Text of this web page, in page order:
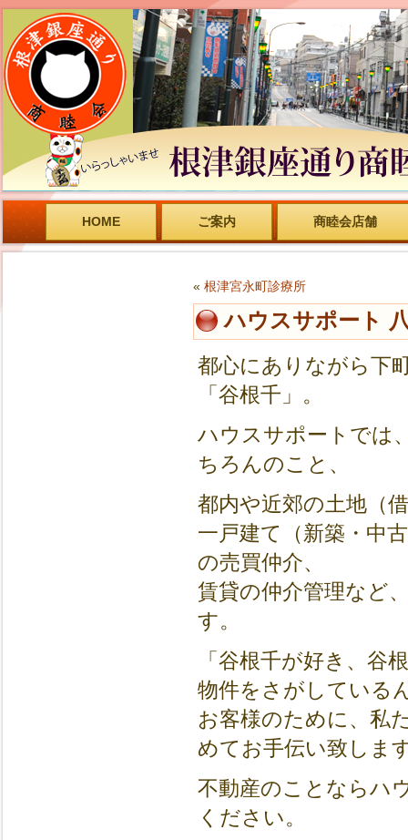
HOME ご案内 商睦会店舗
« 根津宮永町診療所
ハウスサポート
都心にありながら下
「谷根千」。
ハウスサポートでは
ちろんのこと、
都内や近郊の土地（
一戸建て（新築・中
の売買仲介、
賃貸の仲介管理など
す。
「谷根千が好き、谷
物件をさがしている
お客様のために、私
めてお手伝い致しま
不動産のことならハ
ください。